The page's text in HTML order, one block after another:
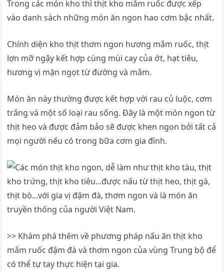
Trong các món kho thì thịt kho mắm ruốc được xếp
vào danh sách những món ăn ngon hao cơm bậc nhất.
Chính diện kho thịt thơm ngon hương mắm ruốc, thịt
lợn mỡ ngậy kết hợp cùng mùi cay của ớt, hạt tiêu,
hương vị mặn ngọt từ đường và mắm.
Món ăn này thường được kết hợp với rau củ luộc, cơm
trắng và một số loại rau sống. Đây là một món ngon từ
thịt heo và được đảm bảo sẽ được khen ngon bởi tất cả
mọi người nếu có trong bữa cơm gia đình.
>> Khám phá thêm về phương pháp nấu ăn thịt kho
mắm ruốc đậm đà và thơm ngon của vùng Trung bộ để
có thể tự tay thực hiện tại gia.